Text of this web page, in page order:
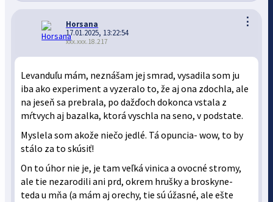
⋮
Horsana
17.01.2025, 13:22:54
xxx.xxx.18.217
Levanduľu mám, neznášam jej smrad, vysadila som ju
iba ako experiment a vyzeralo to, že aj ona zdochla, ale
na jeseň sa prebrala, po dažďoch dokonca vstala z
mŕtvych aj bazalka, ktorá vyschla na seno, v podstate.
Myslela som akože niečo jedlé. Tá opuncia- wow, to by
stálo za to skúsiť!
On to úhor nie je, je tam veľká vinica a ovocné stromy,
ale tie nezarodili ani prd, okrem hrušky a broskyne-
teda u mňa (a mám aj orechy, tie sú úžasné, ale ešte